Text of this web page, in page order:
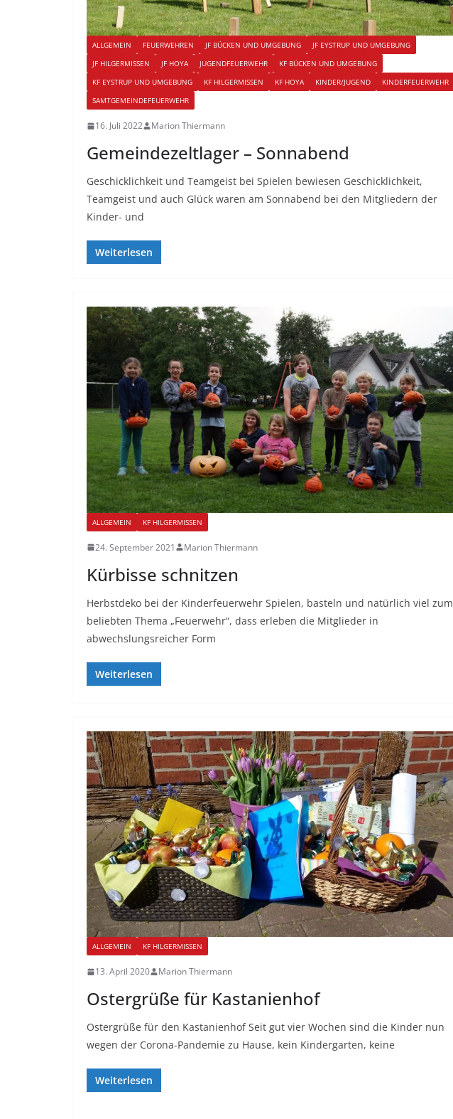
ALLGEMEIN FEUERWEHREN JF BÜCKEN UND UMGEBUNG
JF EYSTRUP UND UMGEBUNG
JF HILGERMISSEN
JF HOYA JUGENDFEUERWEHR
KF BÜCKEN UND UMGEBUNG
KF EYSTRUP UND UMGEBUNG
KF HILGERMISSEN KF HOYA KINDER/JUGEND
KINDERFEUERWEHR
SAMTGEMEINDEFEUERWEHR
16. Juli 2022 Marion Thiermann
Gemeindezeltlager – Sonnabend
Geschicklichkeit und Teamgeist bei Spielen bewiesen Geschicklichkeit,
Teamgeist und auch Glück waren am Sonnabend bei den Mitgliedern der
Kinder- und
Weiterlesen
ALLGEMEIN KF HILGERMISSEN
24. September 2021 Marion Thiermann
Kürbisse schnitzen
Herbstdeko bei der Kinderfeuerwehr Spielen, basteln und natürlich viel zum
beliebten Thema „Feuerwehr“, dass erleben die Mitglieder in
abwechslungsreicher Form
Weiterlesen
ALLGEMEIN KF HILGERMISSEN
13. April 2020 Marion Thiermann
Ostergrüße für Kastanienhof
Ostergrüße für den Kastanienhof Seit gut vier Wochen sind die Kinder nun
wegen der Corona-Pandemie zu Hause, kein Kindergarten, keine
Weiterlesen